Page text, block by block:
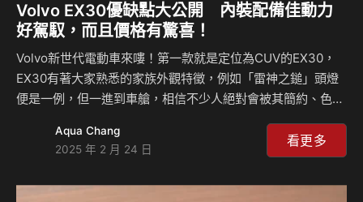
Volvo EX30優缺點大公開 內裝配備佳動力
好駕馭，而且價格有驚喜！
Volvo新世代電動車來嘍！第一款就是定位為CUV的EX30，
EX30有著大家熟悉的家族外觀特徵，例如「雷神之鎚」頭燈
便是一例，但一進到車艙，相信不少人絕對會被其簡約、色彩
外配備豐富度、新增的主動安全系統是其一大特點。除此之
外，首波引進的是雙馬達頂規Ultra版本，馬力高達428hp、
Aqua Chang
2025 年 2 月 24 日
看更多